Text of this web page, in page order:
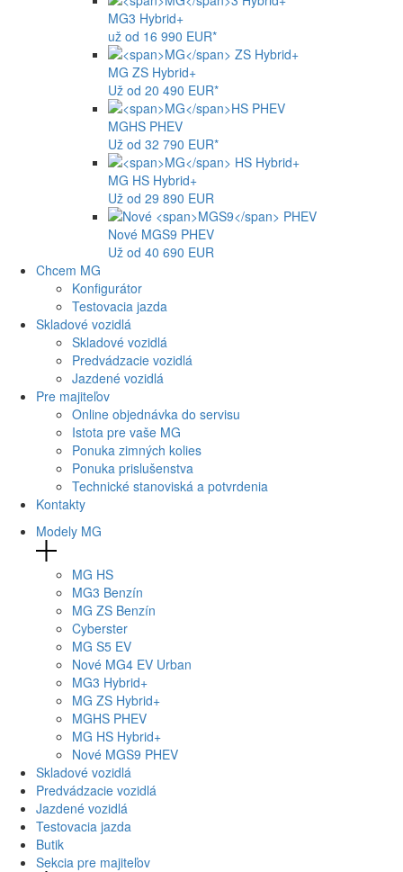
MG3 Hybrid+
už od 16 990 EUR*
MG ZS Hybrid+
Už od 20 490 EUR*
MGHS PHEV
Už od 32 790 EUR*
MG HS Hybrid+
Už od 29 890 EUR
Nové MGS9 PHEV
Už od 40 690 EUR
Chcem MG
Konfigurátor
Testovacia jazda
Skladové vozidlá
Skladové vozidlá
Predvádzacie vozidlá
Jazdené vozidlá
Pre majiteľov
Online objednávka do servisu
Istota pre vaše MG
Ponuka zimných kolies
Ponuka prislušenstva
Technické stanoviská a potvrdenia
Kontakty
Modely MG
MG HS
MG3 Benzín
MG ZS Benzín
Cyberster
MG S5 EV
Nové MG4 EV Urban
MG3 Hybrid+
MG ZS Hybrid+
MGHS PHEV
MG HS Hybrid+
Nové MGS9 PHEV
Skladové vozidlá
Predvádzacie vozidlá
Jazdené vozidlá
Testovacia jazda
Butik
Sekcia pre majiteľov